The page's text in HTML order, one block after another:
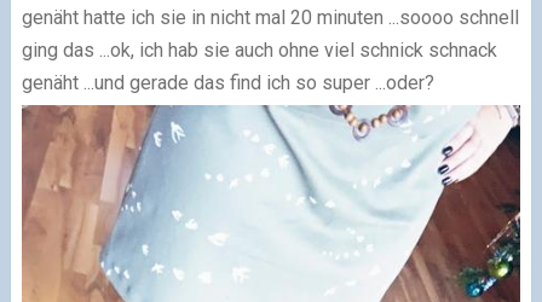
genäht hatte ich sie in nicht mal 20 minuten ...soooo schnell
ging das ...ok, ich hab sie auch ohne viel schnick schnack
genäht ...und gerade das find ich so super ...oder?